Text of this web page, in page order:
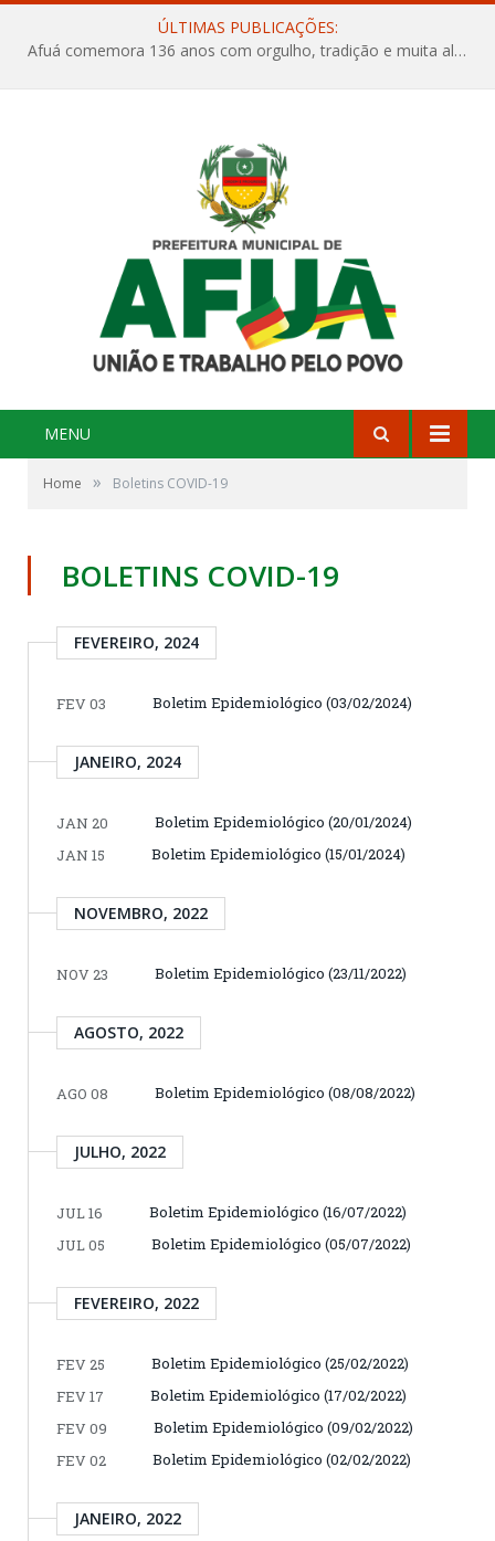
ÚLTIMAS PUBLICAÇÕES:
Afuá comemora 136 anos com orgulho, tradição e muita alegria na Quadra Dr. Nelson Salomão
MENU
Home » Boletins COVID-19
BOLETINS COVID-19
FEVEREIRO, 2024
FEV 03 Boletim Epidemiológico (03/02/2024)
JANEIRO, 2024
JAN 20
Boletim Epidemiológico (20/01/2024)
JAN 15
Boletim Epidemiológico (15/01/2024)
NOVEMBRO, 2022
NOV 23 Boletim Epidemiológico (23/11/2022)
AGOSTO, 2022
AGO 08 Boletim Epidemiológico (08/08/2022)
JULHO, 2022
JUL 16
Boletim Epidemiológico (16/07/2022)
JUL 05
Boletim Epidemiológico (05/07/2022)
FEVEREIRO, 2022
FEV 25
Boletim Epidemiológico (25/02/2022)
FEV 17
Boletim Epidemiológico (17/02/2022)
FEV 09
Boletim Epidemiológico (09/02/2022)
FEV 02
Boletim Epidemiológico (02/02/2022)
JANEIRO, 2022